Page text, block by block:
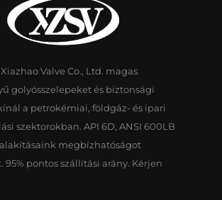
Valve Co., Ltd. magas
golyósszelepeket és biztonsági
a petrokémiai, földgáz- és ipari
szektorokban. API 6D, ANSI 600LB
megbízhatóságot
95% pontos szállítási arány. Kérjen